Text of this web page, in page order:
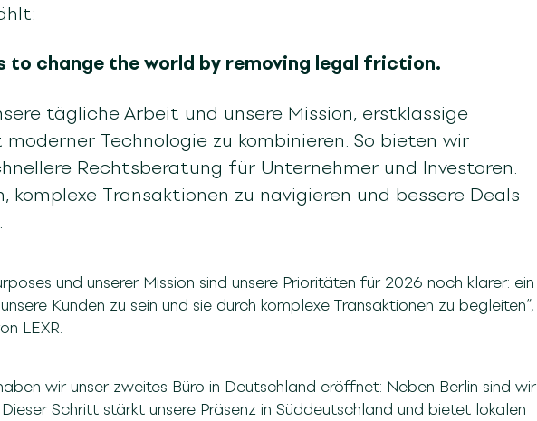
to change the world by removing legal friction.
tägliche Arbeit und unsere Mission, erstklassige
Technologie zu kombinieren. So bieten wir
Rechtsberatung für Unternehmer und Investoren.
komplexe Transaktionen zu navigieren und bessere Deals
und unserer Mission sind unsere Prioritäten für 2026 noch klarer: ein
Kunden zu sein und sie durch komplexe Transaktionen zu begleiten“,
LEXR.
wir unser zweites Büro in Deutschland eröffnet: Neben Berlin sind wir
Schritt stärkt unsere Präsenz in Süddeutschland und bietet lokalen